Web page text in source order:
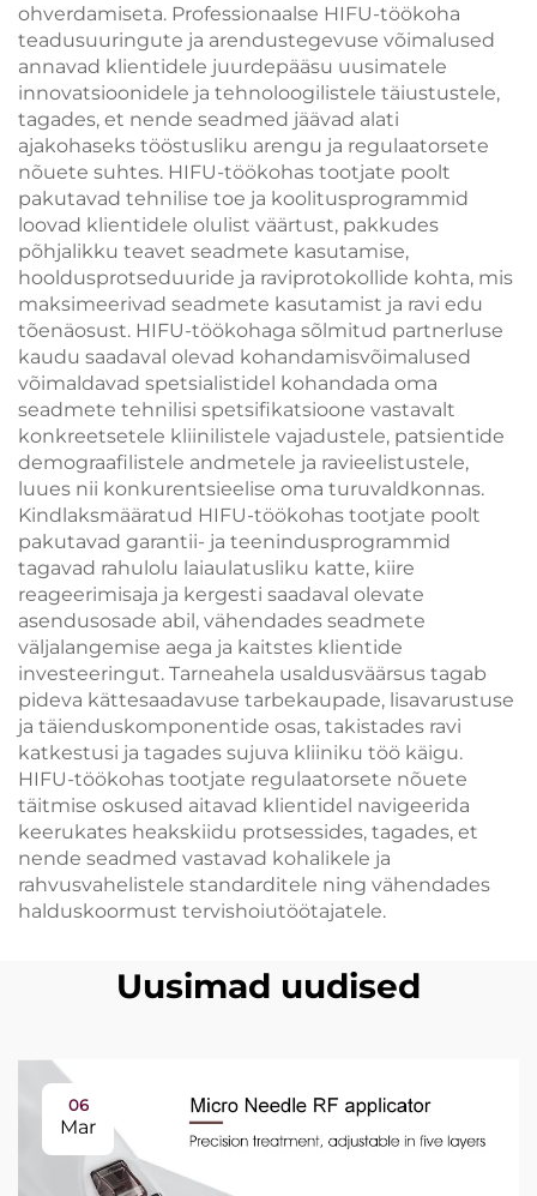
ohverdamiseta. Professionaalse HIFU-töökoha
teadusuuringute ja arendustegevuse võimalused
annavad klientidele juurdepääsu uusimatele
innovatsioonidele ja tehnoloogilistele täiustustele,
tagades, et nende seadmed jäävad alati
ajakohaseks tööstusliku arengu ja regulaatorsete
nõuete suhtes. HIFU-töökohas tootjate poolt
pakutavad tehnilise toe ja koolitusprogrammid
loovad klientidele olulist väärtust, pakkudes
põhjalikku teavet seadmete kasutamise,
hooldusprotseduuride ja raviprotokollide kohta, mis
maksimeerivad seadmete kasutamist ja ravi edu
tõenäosust. HIFU-töökohaga sõlmitud partnerluse
kaudu saadaval olevad kohandamisvõimalused
võimaldavad spetsialistidel kohandada oma
seadmete tehnilisi spetsifikatsioone vastavalt
konkreetsetele kliinilistele vajadustele, patsientide
demograafilistele andmetele ja ravieelistustele,
luues nii konkurentsieelise oma turuvaldkonnas.
Kindlaksmääratud HIFU-töökohas tootjate poolt
pakutavad garantii- ja teenindusprogrammid
tagavad rahulolu laiaulatusliku katte, kiire
reageerimisaja ja kergesti saadaval olevate
asendusosade abil, vähendades seadmete
väljalangemise aega ja kaitstes klientide
investeeringut. Tarneahela usaldusväärsus tagab
pideva kättesaadavuse tarbekaupade, lisavarustuse
ja täienduskomponentide osas, takistades ravi
katkestusi ja tagades sujuva kliiniku töö käigu.
HIFU-töökohas tootjate regulaatorsete nõuete
täitmise oskused aitavad klientidel navigeerida
keerukates heakskiidu protsessides, tagades, et
nende seadmed vastavad kohalikele ja
rahvusvahelistele standarditele ning vähendades
halduskoormust tervishoiutöötajatele.
Uusimad uudised
06
Mar